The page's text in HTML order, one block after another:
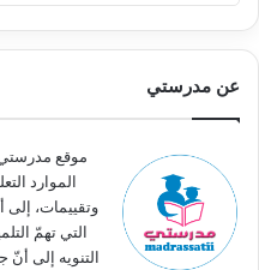
عن مدرستي
موقع
الموارد
وتقييمات، إلى
التي تهمّ
التنويه إلى